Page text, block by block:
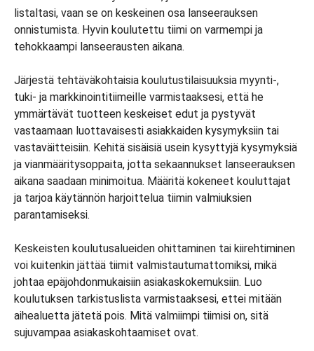
listaltasi, vaan se on keskeinen osa lanseerauksen
onnistumista. Hyvin koulutettu tiimi on varmempi ja
tehokkaampi lanseerausten aikana.
Järjestä tehtäväkohtaisia koulutustilaisuuksia myynti-,
tuki- ja markkinointitiimeille varmistaaksesi, että he
ymmärtävät tuotteen keskeiset edut ja pystyvät
vastaamaan luottavaisesti asiakkaiden kysymyksiin tai
vastaväitteisiin. Kehitä sisäisiä usein kysyttyjä kysymyksiä
ja vianmääritysoppaita, jotta sekaannukset lanseerauksen
aikana saadaan minimoitua. Määritä kokeneet kouluttajat
ja tarjoa käytännön harjoittelua tiimin valmiuksien
parantamiseksi.
Keskeisten koulutusalueiden ohittaminen tai kiirehtiminen
voi kuitenkin jättää tiimit valmistautumattomiksi, mikä
johtaa epäjohdonmukaisiin asiakaskokemuksiin. Luo
koulutuksen tarkistuslista varmistaaksesi, ettei mitään
aihealuetta jätetä pois. Mitä valmiimpi tiimisi on, sitä
sujuvampaa asiakaskohtaamiset ovat.